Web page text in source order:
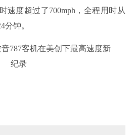
速度超过了700mph，全程用时从
分钟。